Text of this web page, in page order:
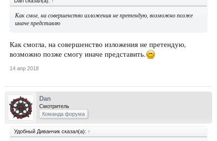
Как смог, на совершенство изложения не претендую, возможно позже
иначе представлю
Как смогла, на совершенство изложения не претендую,
возможно позже смогу иначе представить.
14 апр 2018
Dan
Смотритель
Команда форума
Удобный Диванчик сказал(а): ↑